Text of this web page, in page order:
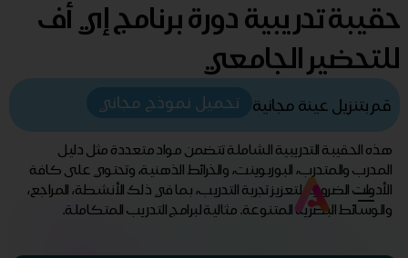
حقيبة تدريبية دورة برنامج إي أف
للتحضير الجامعي
قم بتنزيل عينة مجانية تحميل نموذج مجاني
هذه الحقيبة التدريبية الشاملة تتضمن مواد متعددة مثل دليل
المدرب والمتدرب، البوربوينت، والخرائط الذهنية، وتحتوي على كافة
الأدوات الضرورية لتعزيز تجربة التدريب، بما في ذلك الأنشطة، المراجع،
والوسائط البصرية المتنوعة. مثالية لبرامج التدريب المتكاملة.